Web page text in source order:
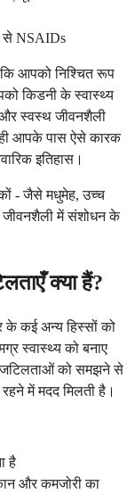
से NSAIDs
आपको निश्चित रूप
किडनी के स्वास्थ्य
और स्वस्थ जीवनशैली
आपके पास ऐसे कारक
इतिहास।
- जैसे मधुमेह, उच्च
जीवनशैली में संशोधन के
क्या हैं?
के कई अन्य हिस्सों को
स्वास्थ्य को बनाए
जटिलताओं को समझने से
में मदद मिलती है।
है
और कमजोरी का